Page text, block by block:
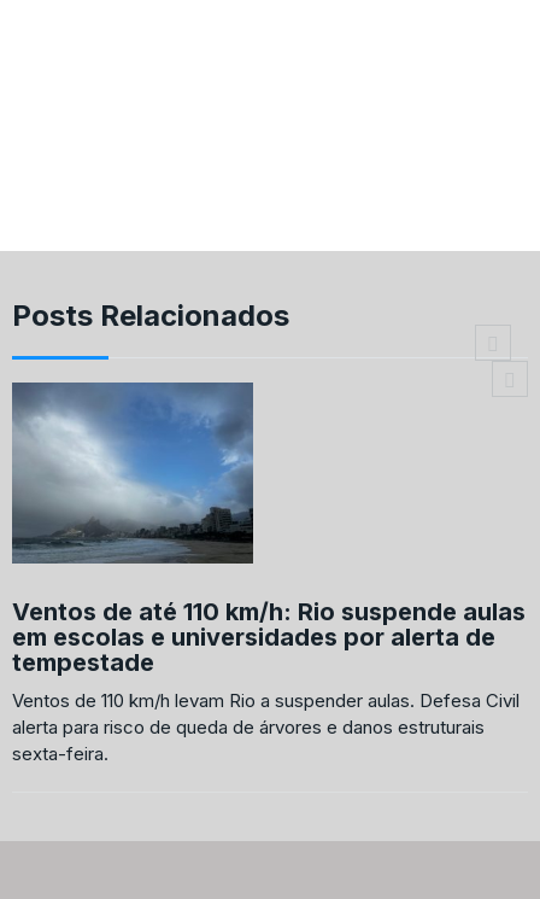
Posts Relacionados
Ventos de até 110 km/h: Rio suspende aulas
em escolas e universidades por alerta de
tempestade
Ventos de 110 km/h levam Rio a suspender aulas. Defesa Civil
alerta para risco de queda de árvores e danos estruturais
sexta-feira.